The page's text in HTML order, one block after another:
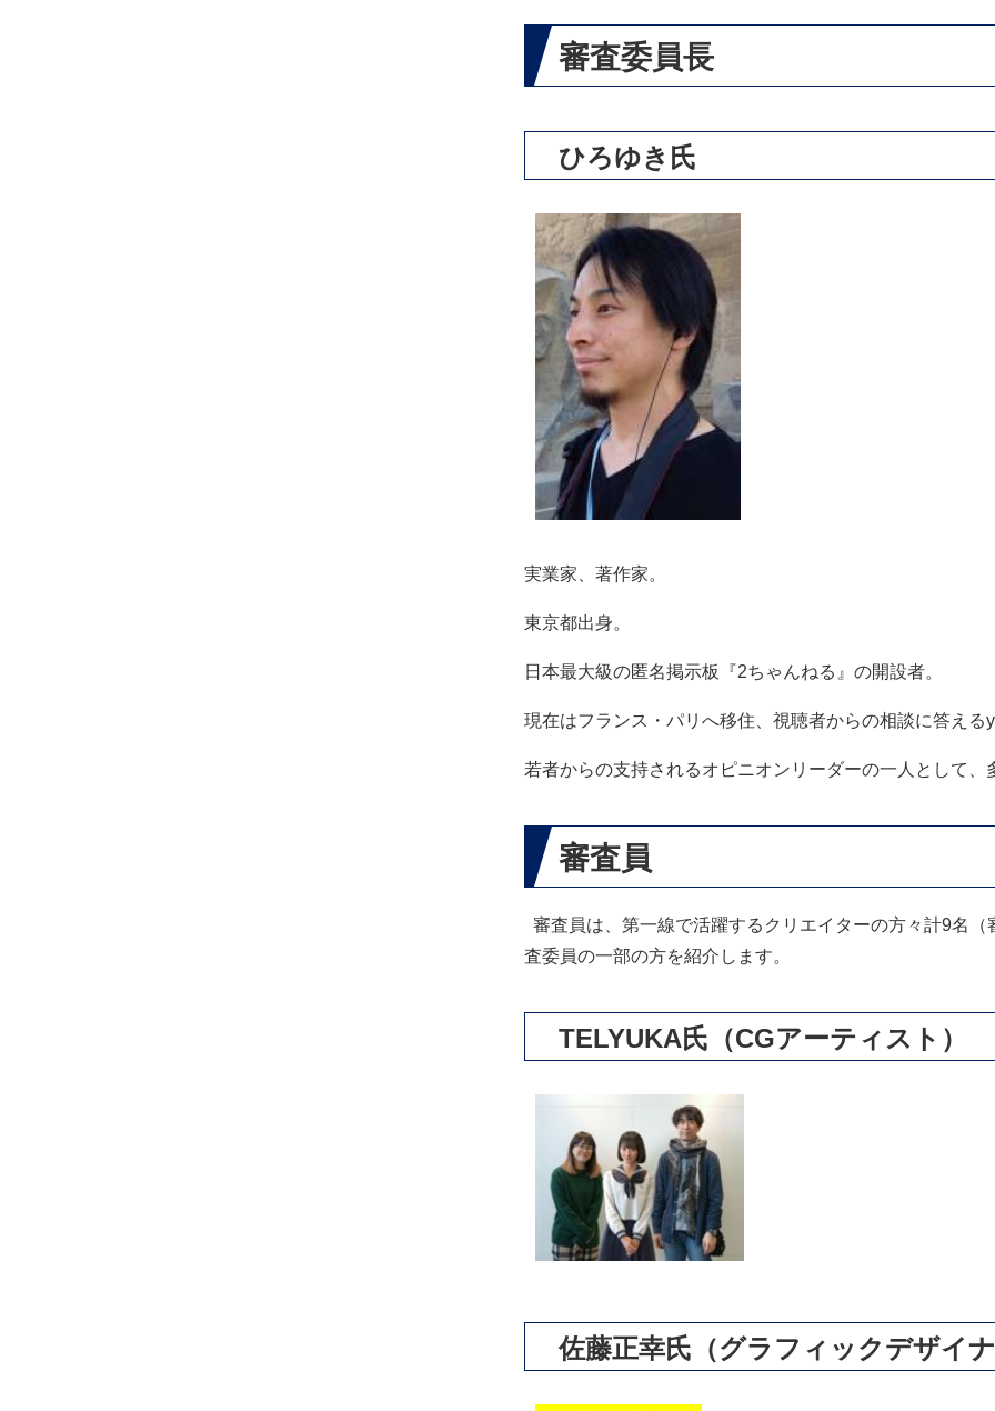
審査委員長
ひろゆき氏
実業家、著作家。
東京都出身。
日本最大級の匿名掲示板『2ちゃんねる』の開設者。
現在はフランス・パリへ移住、視聴者からの相談に答える
若者からの支持されるオピニオンリーダーの一人として、
審査員
審査員は、第一線で活躍するクリエイターの方々計9名
査委員の一部の方を紹介します。
TELYUKA氏（CGアーティスト）
佐藤正幸氏（グラフィックデザイ